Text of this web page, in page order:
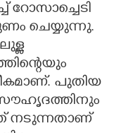
ചെയ്യുന്നു.
പുതിയ
നടുന്നതാണ്